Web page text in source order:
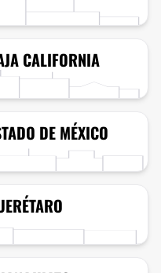
CALIFORNIA
DE MÉXICO